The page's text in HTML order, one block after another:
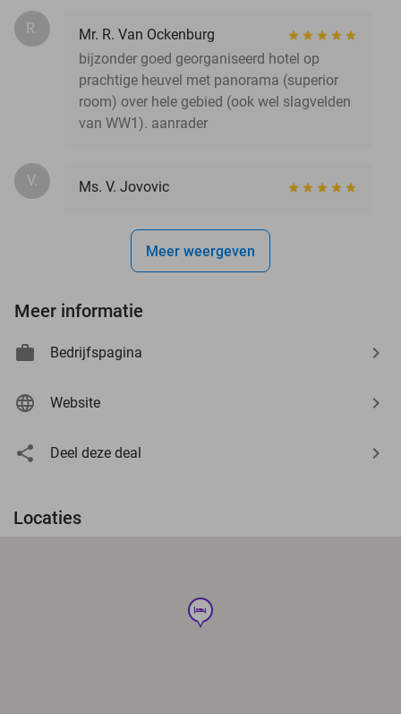
R.
Mr. R. Van Ockenburg
bijzonder goed georganiseerd hotel op
prachtige heuvel met panorama (superior
room) over hele gebied (ook wel slagvelden
van WW1). aanrader
V. Ms. V. Jovovic
Meer weergeven
Meer informatie
Bedrijfspagina
Website
Deel deze deal
Locaties
hotel